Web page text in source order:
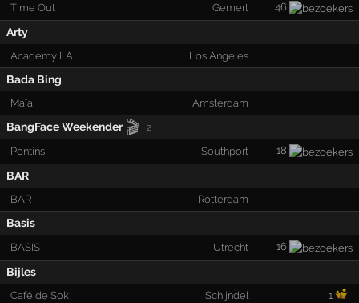
Time Out Gemert 46
Arty
Academy LA Los Angeles
Bada Bing
Maïa Amsterdam
BangFace Weekender 🎬 2
Pontins Southport 18
BAR
BAR Rotterdam
Basis
BASIS Utrecht 16
Bijles
Café de Sok Schijndel 1